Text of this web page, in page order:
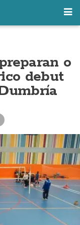
o
debut